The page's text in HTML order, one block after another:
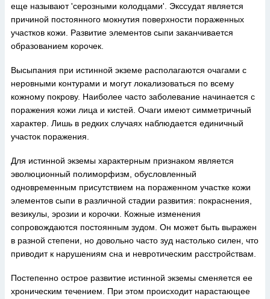
еще называют 'серозными колодцами'. Экссудат является
причиной постоянного мокнутия поверхности пораженных
участков кожи. Развитие элементов сыпи заканчивается
образованием корочек.
Высыпания при истинной экземе располагаются очагами с
неровными контурами и могут локализоваться по всему
кожному покрову. Наиболее часто заболевание начинается с
поражения кожи лица и кистей. Очаги имеют симметричный
характер. Лишь в редких случаях наблюдается единичный
участок поражения.
Для истинной экземы характерным признаком является
эволюционный полиморфизм, обусловленный
одновременным присутствием на пораженном участке кожи
элементов сыпи в различной стадии развития: покраснения,
везикулы, эрозии и корочки. Кожные изменения
сопровождаются постоянным зудом. Он может быть выражен
в разной степени, но довольно часто зуд настолько силен, что
приводит к нарушениям сна и невротическим расстройствам.
Постепенно острое развитие истинной экземы сменяется ее
хроническим течением. При этом происходит нарастающее